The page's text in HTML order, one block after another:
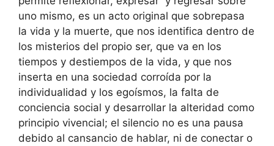
uno mismo, es un acto original que sobrepasa
la vida y la muerte, que nos identifica dentro de
los misterios del propio ser, que va en los
tiempos y destiempos de la vida, y que nos
inserta en una sociedad corroída por la
individualidad y los egoísmos, la falta de
conciencia social y desarrollar la alteridad como
principio vivencial; el silencio no es una pausa
debido al cansancio de hablar, ni de conectar o